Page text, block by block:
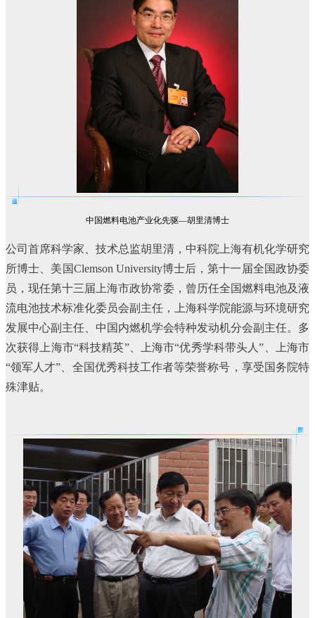
中国燃料电池产业化先驱—胡里清博士
公司首席科学家、技术总监胡里清，中科院上海有机化学研究
所博士、美国Clemson University博士后，第十一届全国政协委
员，现任第十三届上海市政协常委，曾历任全国燃料电池及液
流电池技术标准化委员会副主任，上海科学院能源与环境研究
发展中心副主任、中国内燃机学会特种发动机分会副主任。多
次获得上海市“科技精英”、上海市“优秀学科带头人”、上海市
“领军人才”、全国优秀科技工作者等荣誉称号，享受国务院特
殊津贴。